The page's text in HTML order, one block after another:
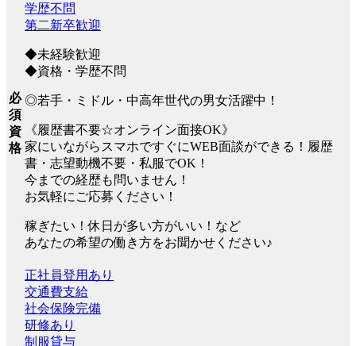
必
須
資
格
学歴不問
第二新卒歓迎
◆未経験歓迎
◆資格・学歴不問
◎若手・ミドル・中高年世代の男女活躍中！
《履歴書不要☆オンライン面接OK》
家にいながらスマホですぐにWEB面談ができる！履歴
書・志望動機不要・私服でOK！
今までの経歴も問いません！
お気軽にご応募ください！
稼ぎたい！休日が多い方がいい！など
あなたの希望の働き方をお聞かせください♪
正社員登用あり
交通費支給
社会保険完備
研修あり
制服貸与